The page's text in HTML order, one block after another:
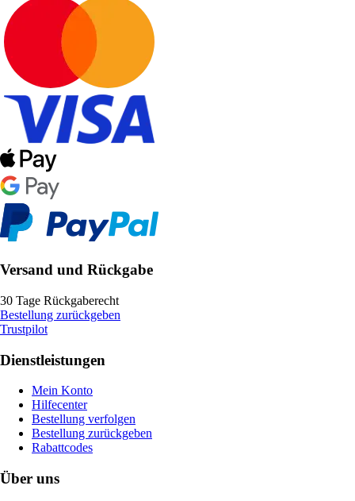
Versand und Rückgabe
30 Tage Rückgaberecht
Bestellung zurückgeben
Trustpilot
Dienstleistungen
Mein Konto
Hilfecenter
Bestellung verfolgen
Bestellung zurückgeben
Rabattcodes
Über uns